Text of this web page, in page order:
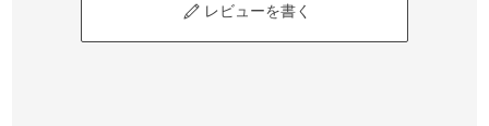
レビューを書く